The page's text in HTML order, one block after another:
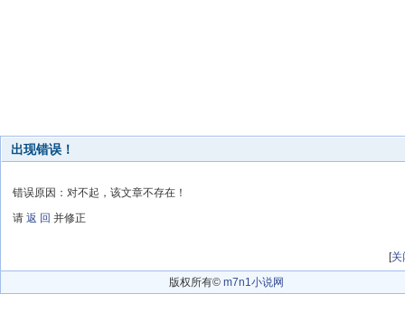
出现错误！
错误原因：对不起，该文章不存在！
请 返 回 并修正
[关
版权所有© m7n1小说网